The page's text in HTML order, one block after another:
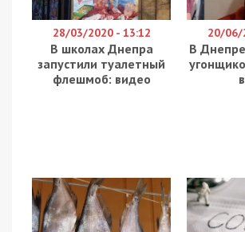
28/03/2020 - 13:12
В школах Днепра
запустили туалетный
флешмоб: видео
20/06/
В Днепре